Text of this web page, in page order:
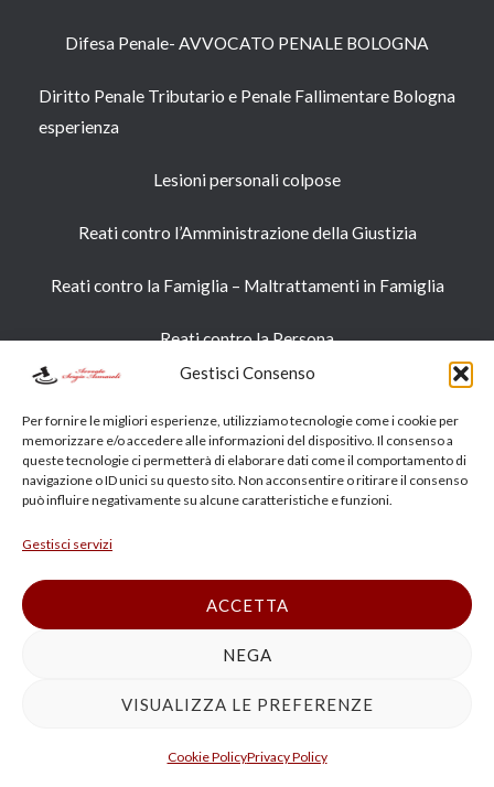
Gestisci Consenso
Per fornire le migliori esperienze, utilizziamo tecnologie come i cookie per
memorizzare e/o accedere alle informazioni del dispositivo. Il consenso a
queste tecnologie ci permetterà di elaborare dati come il comportamento di
navigazione o ID unici su questo sito. Non acconsentire o ritirare il consenso
può influire negativamente su alcune caratteristiche e funzioni.
Gestisci servizi
ACCETTA
NEGA
VISUALIZZA LE PREFERENZE
Cookie PolicyPrivacy Policy
Difesa Penale- AVVOCATO PENALE BOLOGNA
Diritto Penale Tributario e Penale Fallimentare Bologna
esperienza
Lesioni personali colpose
Reati contro l’Amministrazione della Giustizia
Reati contro la Famiglia – Maltrattamenti in Famiglia
Reati contro la Persona​
Ricorsi e Appelli PENALE TRIBUNALE APPELLO
CASSAZIONE BOLOGNA
Radiazione Consulente Finanziario | Avvocato CONSOB
OCF Bologna Milano
Avvocato esperto in bancarotta fraudolenta a Bologna,